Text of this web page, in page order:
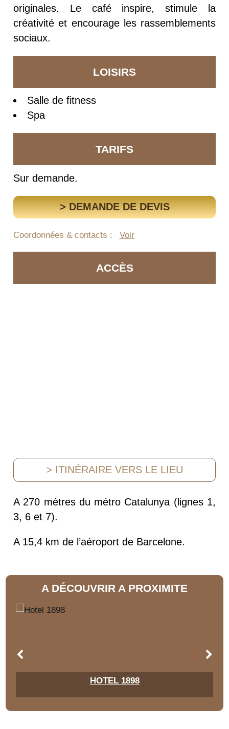
originales.
Le café inspire, stimule la
créativité et encourage les rassemblements
sociaux.
LOISIRS
Salle de fitness
Spa
TARIFS
Sur demande.
> DEMANDE DE DEVIS
Coordonnées & contacts : Voir
ACCÈS
> ITINÉRAIRE VERS LE LIEU
A 270 mètres du métro Catalunya (lignes 1,
3, 6 et 7).
A 15,4 km de l’aéroport de Barcelone.
A DÉCOUVRIR A PROXIMITE
HOTEL 1898